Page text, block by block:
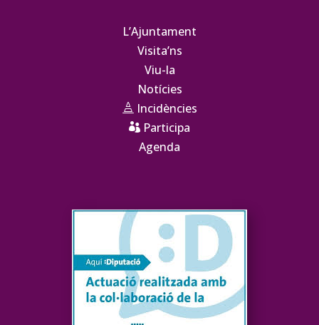
L’Ajuntament
Visita’ns
Viu-la
Notícies
 Incidències
 Participa
Agenda